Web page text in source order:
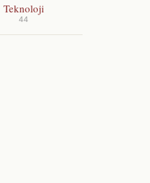
Teknoloji
44